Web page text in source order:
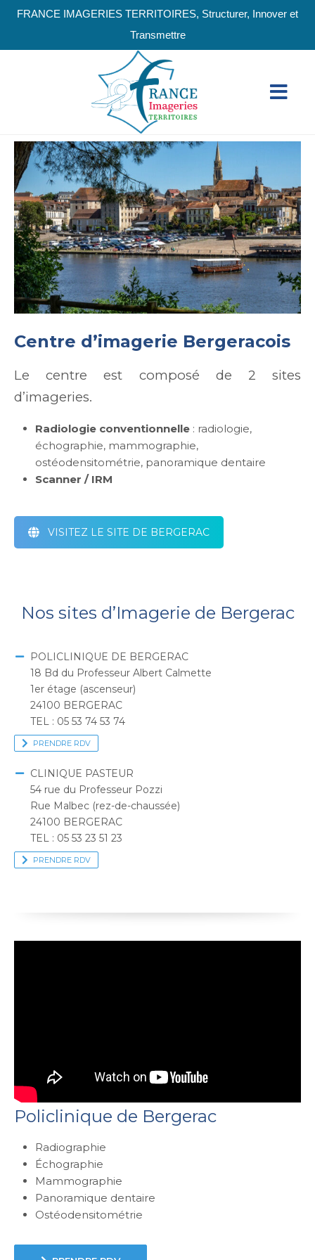
FRANCE IMAGERIES TERRITOIRES, Structurer, Innover et
Transmettre
Centre d’imagerie Bergeracois
Le centre est composé de 2 sites
d’imageries.
Radiologie conventionnelle : radiologie,
échographie, mammographie,
ostéodensitométrie, panoramique dentaire
Scanner / IRM
VISITEZ LE SITE DE BERGERAC
Nos sites d’Imagerie de Bergerac
POLICLINIQUE DE BERGERAC
18 Bd du Professeur Albert Calmette
1er étage (ascenseur)
24100 BERGERAC
TEL : 05 53 74 53 74
PRENDRE RDV
CLINIQUE PASTEUR
54 rue du Professeur Pozzi
Rue Malbec (rez-de-chaussée)
24100 BERGERAC
TEL : 05 53 23 51 23
PRENDRE RDV
Policlinique de Bergerac
Radiographie
Échographie
Mammographie
Panoramique dentaire
Ostéodensitométrie